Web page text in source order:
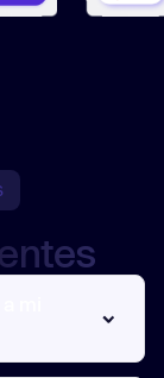
de solo